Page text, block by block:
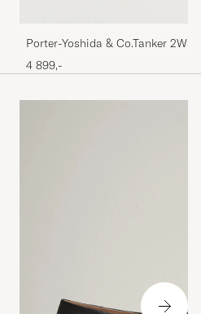
Porter-Yoshida & Co.Tanker
BagSage Green
4 899,-